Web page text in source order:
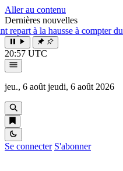
Aller au contenu
Dernières nouvelles
la hausse à compter du 1er août
20:57 UTC
jeu., 6 août jeudi, 6 août 2026
Se connecter S'abonner